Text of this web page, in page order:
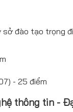
đào tạo trọng
- 25 điểm
thông tin -